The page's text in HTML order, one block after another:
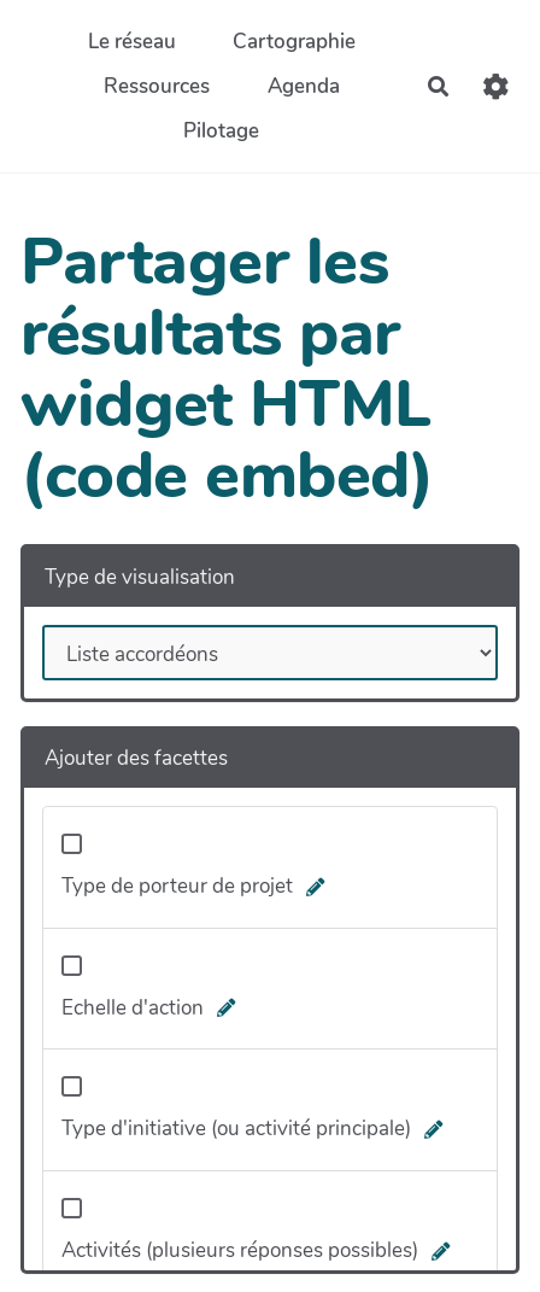
Aller au contenu principal
Le réseau
Cartographie
Ressources
Agenda
Pilotage
Partager les
résultats par
widget HTML
(code embed)
Type de visualisation
Ajouter des facettes
Type de porteur de projet
Echelle d'action
Type d'initiative (ou activité principale)
Activités (plusieurs réponses possibles)